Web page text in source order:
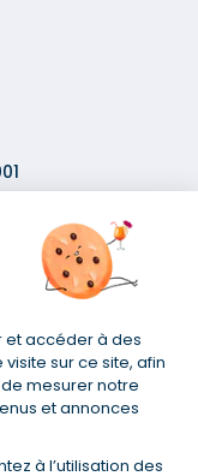
et accéder à des
sur ce site, afin
mesurer notre
et annonces
à l’utilisation des
profil
amortissable de 330
non cadre assuré à
et une personne